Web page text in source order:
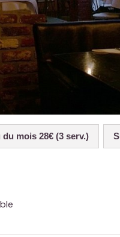
du mois 28€ (3 serv.)